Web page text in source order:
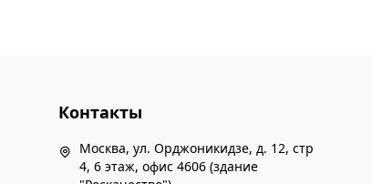
Контакты
Москва, ул. Орджоникидзе, д. 12, стр
4, 6 этаж, офис 4606 (здание